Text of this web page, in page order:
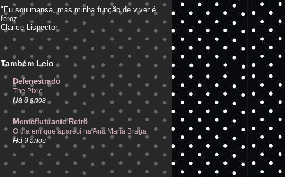
"Eu sou mansa, mas minha função de viver é
feroz."
Clarice Lispector
Também Leio
Defenestrado
The Pixie
Há 8 anos
Menteflutuante Retrô
O dia em que apareci na Ana Maria Braga
Há 9 anos